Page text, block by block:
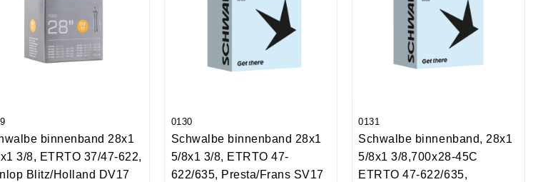
binnenband 28x1
3/8, ETRTO 37/47-622,
Blitz/Holland DV17
0130
Schwalbe binnenband 28x1
5/8x1 3/8, ETRTO 47-
622/635, Presta/Frans SV17
0131
Schwalbe binnenband, 28x1
5/8x1 3/8,700x28-45C
ETRTO 47-622/635,